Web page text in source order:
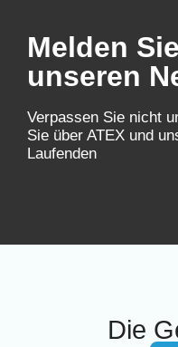
Melden
unseren
Verpassen Sie nicht
Sie über ATEX und
Laufenden
Die